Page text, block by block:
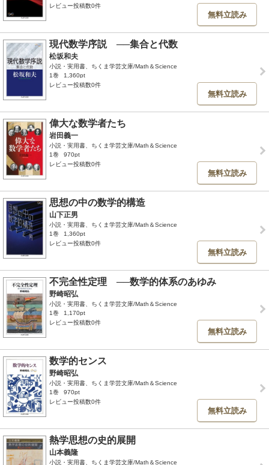
レビュー投稿数0件
無料立読み
現代数学序説 ──集合と代数
松坂和夫
小説・実用書、ちくま学芸文庫/Math＆Science
1巻
1,360pt
レビュー投稿数0件
無料立読み
偉大な数学者たち
岩田義一
小説・実用書、ちくま学芸文庫/Math＆Science
1巻
970pt
レビュー投稿数0件
無料立読み
思想の中の数学的構造
山下正男
小説・実用書、ちくま学芸文庫/Math＆Science
1巻
1,360pt
レビュー投稿数0件
無料立読み
不完全性定理 ──数学的体系のあゆみ
野崎昭弘
小説・実用書、ちくま学芸文庫/Math＆Science
1巻
1,170pt
レビュー投稿数0件
無料立読み
数学的センス
野崎昭弘
小説・実用書、ちくま学芸文庫/Math＆Science
1巻
970pt
レビュー投稿数0件
無料立読み
熱学思想の史的展開
山本義隆
小説・実用書、ちくま学芸文庫/Math＆Science